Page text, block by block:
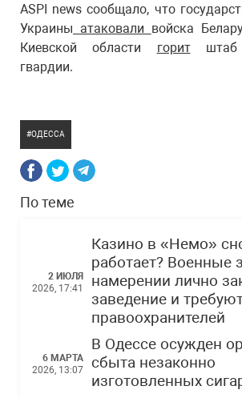
ASPI news сообщало, что
Украины атаковали войска
Киевской области горитштаб
гвардии.
ОДЕССА
По теме
2 ИЮЛЯ
2026, 17:41
Казино в «Немо»
работает? Военные
намерении лично
заведение и
правоохранителей
6 МАРТА
2026, 13:07
В Одессе осужден
сбыта незаконно
изготовленных